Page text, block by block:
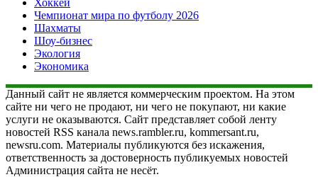
Чемпионат мира по футболу 2026
Шахматы
Шоу-бизнес
Экология
Экономика
Данный сайт не является коммерческим проектом. На этом
сайте ни чего не продают, ни чего не покупают, ни какие
услуги не оказываются. Сайт представляет собой ленту
новостей RSS канала news.rambler.ru, kommersant.ru,
newsru.com. Материалы публикуются без искажения,
ответственность за достоверность публикуемых новостей
Администрация сайта не несёт.